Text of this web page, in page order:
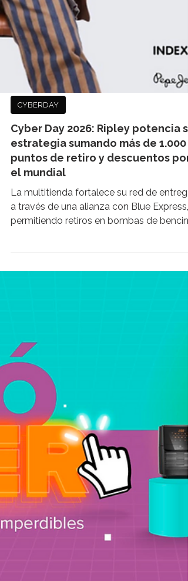
CYBERDAY
Cyber Day 2026: Ripley potencia su
proyecta liderar la categoría tecnológica
con ofertas de hasta 60%. Ante el inicio de
un nuevo Cyber Day este lunes 1 de junio,
Ripley anunció un despliegue estratégico
que busca ampliar la experiencia de
entrega a los clientes y potenciar la
renovación tecnológica de cara al
de fútbol 2026. La multitien